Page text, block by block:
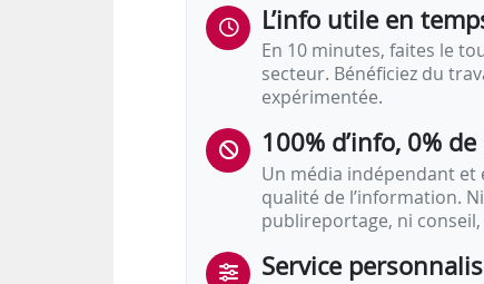
Si le…
L’info utile en
En 10 minutes, faites le
secteur. Bénéficiez du
expérimentée.
100% d’info, 0%
Un média indépendant
qualité de l’information.
publireportage, ni
Service